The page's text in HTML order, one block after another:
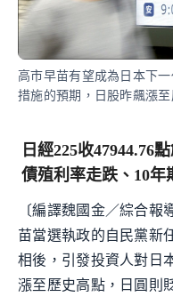
高市早苗有望成為日本下
措施的預期，日股昨飆漲至
日經225收47944.76
債殖利率走跌、10年
〔編譯魏國金／綜合
苗當選執政的自民黨新
相後，引發投資人對日
漲至歷史高點，日圓則